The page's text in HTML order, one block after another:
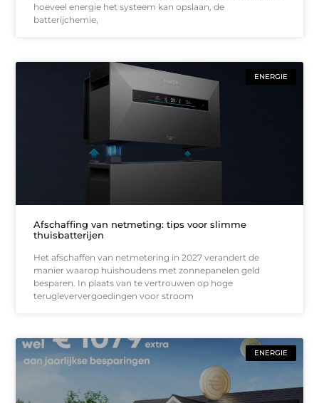
hoeveel energie het systeem kan opslaan, de
batterijchemie,
ENERGIE
Afschaffing van netmeting: tips voor slimme
thuisbatterijen
Het afschaffen van netmetering in 2027 verandert de
manier waarop huishoudens met zonnepanelen geld
besparen. In plaats van te vertrouwen op hoge
terugleververgoedingen voor stroom
ENERGIE